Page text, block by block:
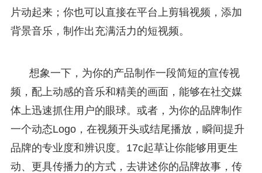
片动起来；你也可以直接在平台上剪辑视频，添加
背景音乐，制作出充满活力的短视频。
想象一下，为你的产品制作一段简短的宣传视
频，配上动感的音乐和精美的画面，能够在社交媒
体上迅速抓住用户的眼球。或者，为你的品牌制作
一个动态Logo，在视频开头或结尾播放，瞬间提升
品牌的专业度和辨识度。17c起草让你能够用更生
动、更具传播力的方式，去讲述你的品牌故事，传